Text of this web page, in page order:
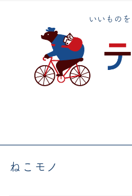
いいもの
ねこモノ